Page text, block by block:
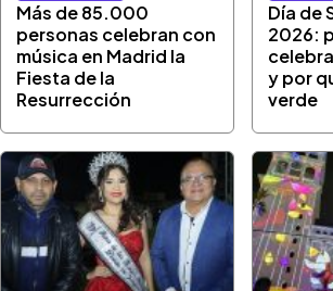
Más de 85.000
personas celebran con
música en Madrid la
Fiesta de la
Resurrección
Día de
2026:
y por
verde